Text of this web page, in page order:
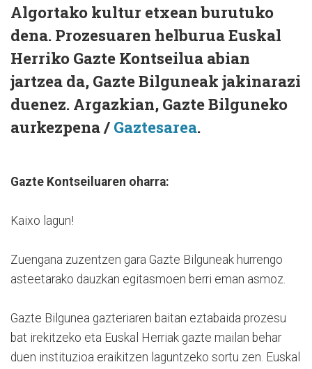
Algortako kultur etxean burutuko
dena. Prozesuaren helburua Euskal
Herriko Gazte Kontseilua abian
jartzea da, Gazte Bilguneak jakinarazi
duenez. Argazkian, Gazte Bilguneko
aurkezpena / Gaztesarea.
Gazte Kontseiluaren oharra:
Kaixo lagun!
Zuengana zuzentzen gara Gazte Bilguneak hurrengo
asteetarako dauzkan egitasmoen berri eman asmoz.
Gazte Bilgunea gazteriaren baitan eztabaida prozesu
bat irekitzeko eta Euskal Herriak gazte mailan behar
duen instituzioa eraikitzen laguntzeko sortu zen. Euskal